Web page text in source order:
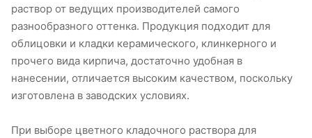
раствор от ведущих производителей самого
разнообразного оттенка. Продукция подходит для
облицовки и кладки керамического, клинкерного и
прочего вида кирпича, достаточно удобная в
нанесении, отличается высоким качеством, поскольку
изготовлена в заводских условиях.
При выборе цветного кладочного раствора для